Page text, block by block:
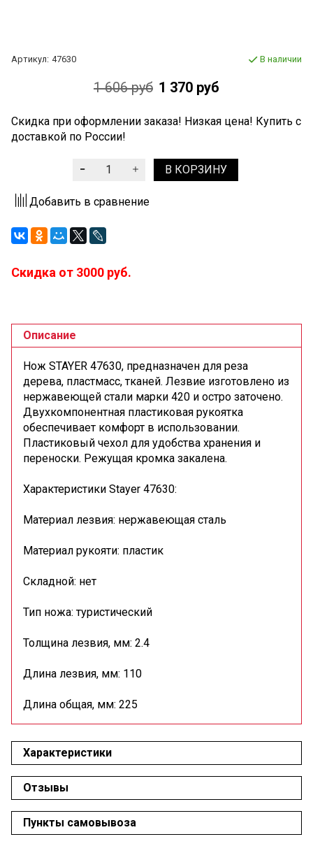
Артикул: 47630 В наличии
1 606 руб 1 370 руб
Скидка при оформлении заказа! Низкая цена! Купить с
доставкой по России!
В КОРЗИНУ
Добавить в сравнение
Скидка от 3000 руб.
Описание
Нож STAYER 47630, предназначен для реза
дерева, пластмасс, тканей. Лезвие изготовлено из
нержавеющей стали марки 420 и остро заточено.
Двухкомпонентная пластиковая рукоятка
обеспечивает комфорт в использовании.
Пластиковый чехол для удобства хранения и
переноски. Режущая кромка закалена.
Характеристики Stayer 47630:
Материал лезвия: нержавеющая сталь
Материал рукояти: пластик
Складной: нет
Тип ножа: туристический
Толщина лезвия, мм: 2.4
Длина лезвия, мм: 110
Длина общая, мм: 225
Характеристики
Отзывы
Пункты самовывоза